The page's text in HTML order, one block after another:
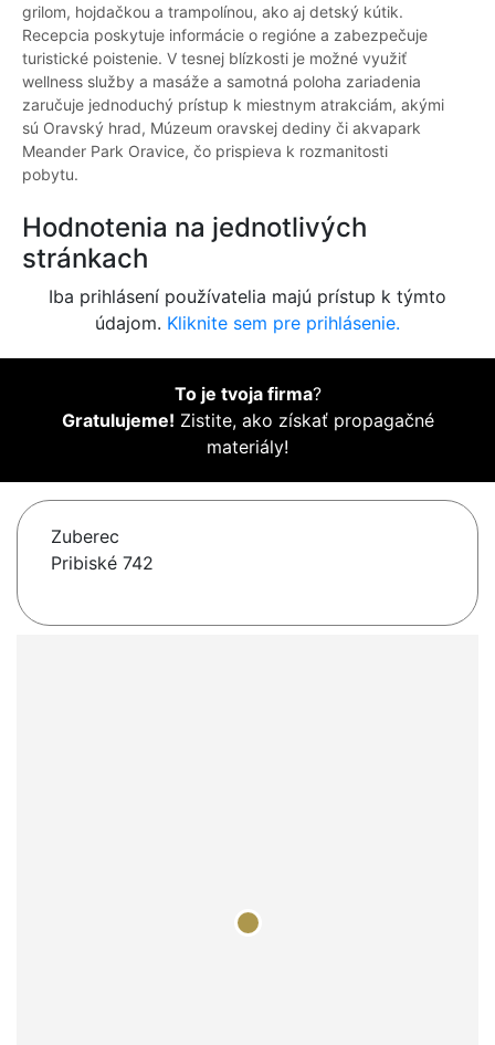
grilom, hojdačkou a trampolínou, ako aj detský kútik.
Recepcia poskytuje informácie o regióne a zabezpečuje
turistické poistenie. V tesnej blízkosti je možné využiť
wellness služby a masáže a samotná poloha zariadenia
zaručuje jednoduchý prístup k miestnym atrakciám, akými
sú Oravský hrad, Múzeum oravskej dediny či akvapark
Meander Park Oravice, čo prispieva k rozmanitosti
pobytu.
Hodnotenia na jednotlivých
stránkach
Iba prihlásení používatelia majú prístup k týmto
údajom. Kliknite sem pre prihlásenie.
To je tvoja firma?
Gratulujeme! Zistite, ako získať propagačné
materiály!
Zuberec
Pribiské 742